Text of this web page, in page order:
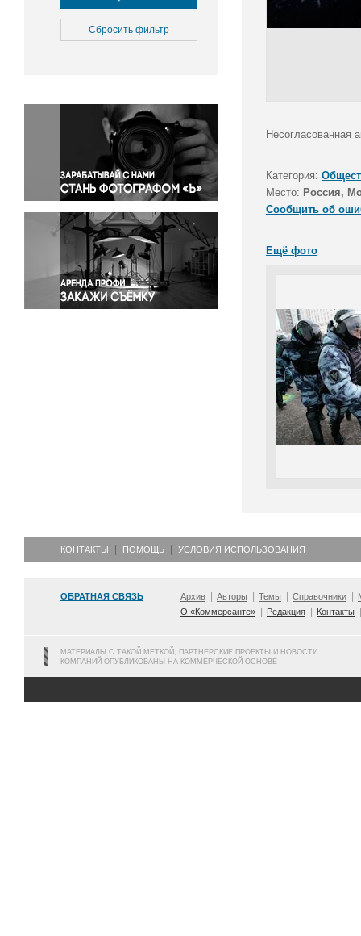
Культура
Медицина
Окружающая среда
Политика
Правосудие
Происшествия и конфликты
Религия
Светская жизнь
Спорт
Экология
Экономика и бизнес
Сбросить фильтр
Несогласованная
Категория:
Место: Россия,
Сообщить об
Ещё фото
КОНТАКТЫ ПОМОЩЬ УСЛОВИЯ ИСПОЛЬЗОВАНИЯ
ОБРАТНАЯ СВЯЗЬ Архив Авторы Темы Справочники
О «Коммерсанте»
Редакция Контакты
МАТЕРИАЛЫ С ТАКОЙ МЕТКОЙ, ПАРТНЕРСКИЕ ПРОЕКТЫ И НОВОСТИ
КОМПАНИЙ ОПУБЛИКОВАНЫ НА КОММЕРЧЕСКОЙ ОСНОВЕ